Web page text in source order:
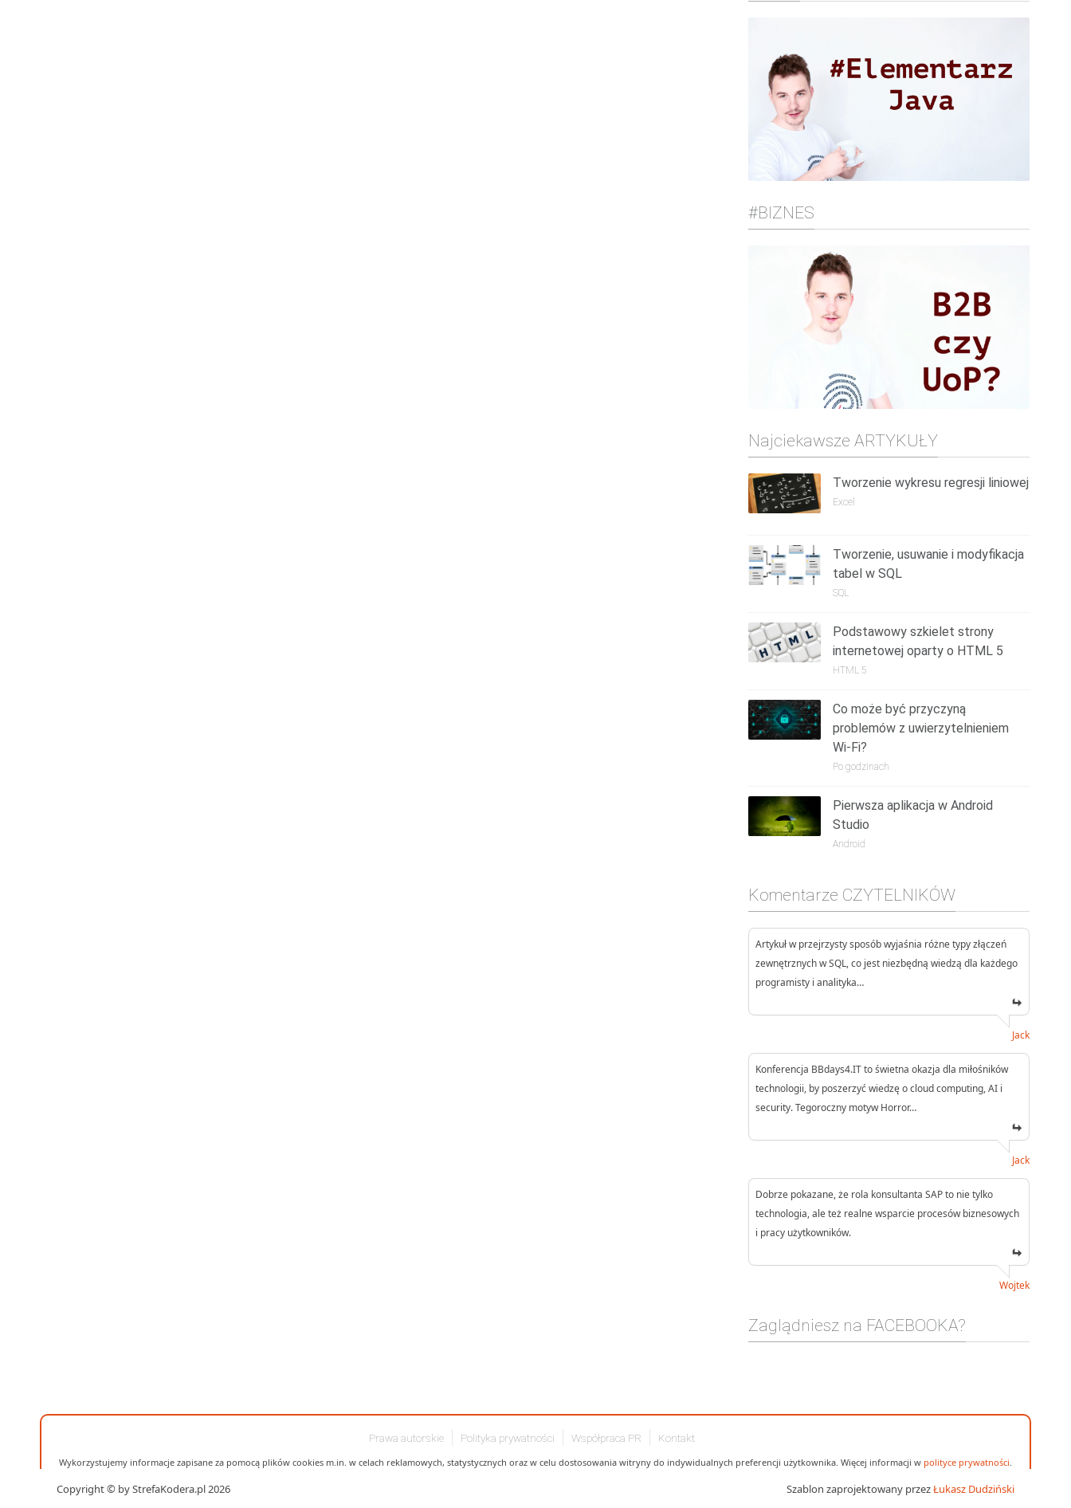
#BIZNES
Najciekawsze ARTYKUŁY
Tworzenie wykresu regresji liniowej
Excel
Tworzenie, usuwanie i modyfikacja
tabel w SQL
SQL
Podstawowy szkielet strony
internetowej oparty o HTML 5
HTML 5
Co może być przyczyną
problemów z uwierzytelnieniem
Wi-Fi?
Po godzinach
Pierwsza aplikacja w Android
Studio
Android
Komentarze CZYTELNIKÓW
Artykuł w przejrzysty sposób wyjaśnia różne typy złączeń
zewnętrznych w SQL, co jest niezbędną wiedzą dla każdego
programisty i analityka…
Jack
Konferencja BBdays4.IT to świetna okazja dla miłośników
technologii, by poszerzyć wiedzę o cloud computing, AI i
security. Tegoroczny motyw Horror…
Jack
Dobrze pokazane, że rola konsultanta SAP to nie tylko
technologia, ale też realne wsparcie procesów biznesowych
i pracy użytkowników.
Wojtek
Zaglądniesz na FACEBOOKA?
Prawa autorskie Polityka prywatności Współpraca PR Kontakt
Wykorzystujemy informacje zapisane za pomocą plików cookies m.in. w celach reklamowych, statystycznych oraz w celu dostosowania witryny do indywidualnych preferencji użytkownika. Więcej informacji w polityce prywatności
Copyright © by StrefaKodera.pl 2026 Szablon zaprojektowany przezŁukasz Dudziński